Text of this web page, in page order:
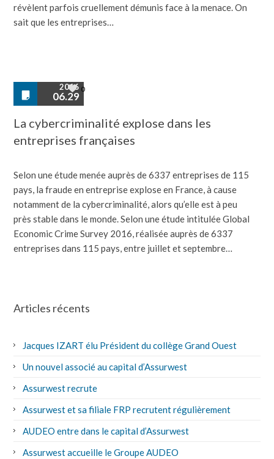
révèlent parfois cruellement démunis face à la menace. On
sait que les entreprises…
2016
06.29
0
La cybercriminalité explose dans les
entreprises françaises
Selon une étude menée auprès de 6337 entreprises de 115
pays, la fraude en entreprise explose en France, à cause
notamment de la cybercriminalité, alors qu’elle est à peu
près stable dans le monde. Selon une étude intitulée Global
Economic Crime Survey 2016, réalisée auprès de 6337
entreprises dans 115 pays, entre juillet et septembre…
Articles récents
Jacques IZART élu Président du collège Grand Ouest
Un nouvel associé au capital d’Assurwest
Assurwest recrute
Assurwest et sa filiale FRP recrutent régulièrement
AUDEO entre dans le capital d’Assurwest
Assurwest accueille le Groupe AUDEO